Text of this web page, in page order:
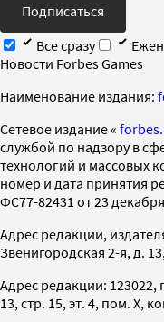
Подписаться
Все сразу
Новости Forbes Games
Наименование издания:
Cетевое издание «
службой по надзору в
технологий и массовых
номер и дата принятия
ФС77-82431 от 23 декабря
Адрес редакции,
Звенигородская 2-я, д.
Адрес редакции: 123022,
13, стр. 15, эт. 4, пом. X,